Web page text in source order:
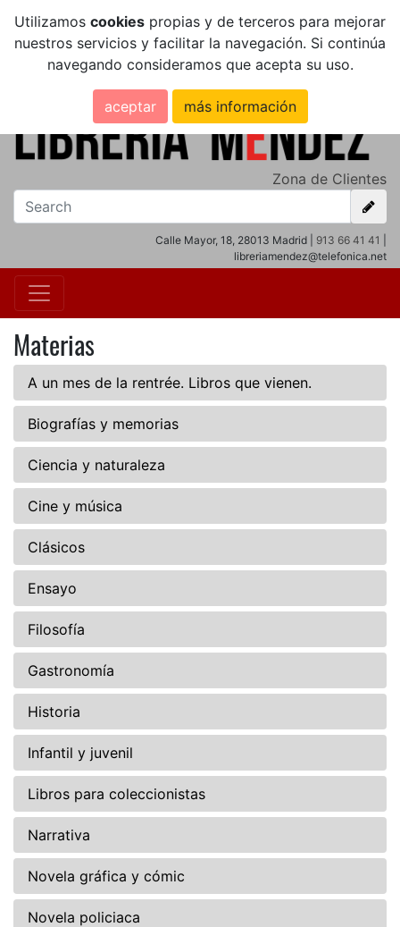
Utilizamos cookies propias y de terceros para mejorar
nuestros servicios y facilitar la navegación. Si continúa
navegando consideramos que acepta su uso.
aceptar más información
Zona de Clientes
Calle Mayor, 18, 28013 Madrid | 913 66 41 41
libreriamendez@telefonica.net
Materias
A un mes de la rentrée. Libros que vienen.
Biografías y memorias
Ciencia y naturaleza
Cine y música
Clásicos
Ensayo
Filosofía
Gastronomía
Historia
Infantil y juvenil
Libros para coleccionistas
Narrativa
Novela gráfica y cómic
Novela policiaca